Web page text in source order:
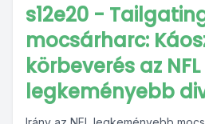
s12e20 -
mocsárharc:
körbeverés az NFL
legkeményebb